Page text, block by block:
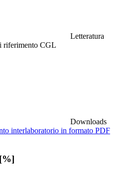
Letteratura
riferimento CGL
Downloads
interlaboratorio in formato PDF